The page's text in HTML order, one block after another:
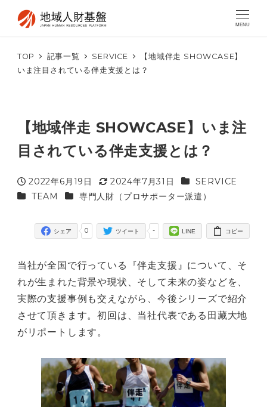
MENU
TOP 記事一覧 SERVICE
【地域伴走 SHOWCASE】
いま注目されている伴走支援とは？
【地域伴走 SHOWCASE】いま注
目されている伴走支援とは？
投稿日
2022年6月19日
更新日
2024年7月31日 カテゴリー
SERVICE
カテゴリー
TEAM カテゴリー
専門人財（プロサポーター派遣）
0
シェア -
ツイート LINE コピー
当社が全国で行っている『伴走支援』について、そ
れが生まれた背景や現状、そして未来の姿などを、
実際の支援事例も交えながら、今後シリーズで紹介
させて頂きます。初回は、当社代表である田藏大地
がリポートします。